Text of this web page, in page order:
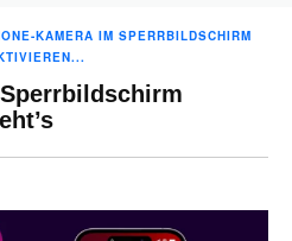
KAMERA IM SPERRBILDSCHIRM